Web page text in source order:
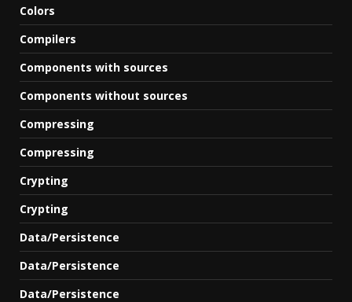
Colors
Compilers
Components with sources
Components without sources
Compressing
Compressing
Crypting
Crypting
Data/Persistence
Data/Persistence
Data/Persistence